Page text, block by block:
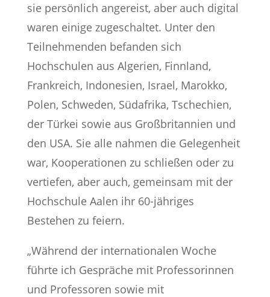
sie persönlich angereist, aber auch digital
waren einige zugeschaltet. Unter den
Teilnehmenden befanden sich
Hochschulen aus Algerien, Finnland,
Frankreich, Indonesien, Israel, Marokko,
Polen, Schweden, Südafrika, Tschechien,
der Türkei sowie aus Großbritannien und
den USA. Sie alle nahmen die Gelegenheit
war, Kooperationen zu schließen oder zu
vertiefen, aber auch, gemeinsam mit der
Hochschule Aalen ihr 60-jähriges
Bestehen zu feiern.
„Während der internationalen Woche
führte ich Gespräche mit Professorinnen
und Professoren sowie mit